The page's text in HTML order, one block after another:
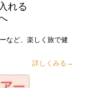
れる
など、楽しく旅で健
詳しくみる→